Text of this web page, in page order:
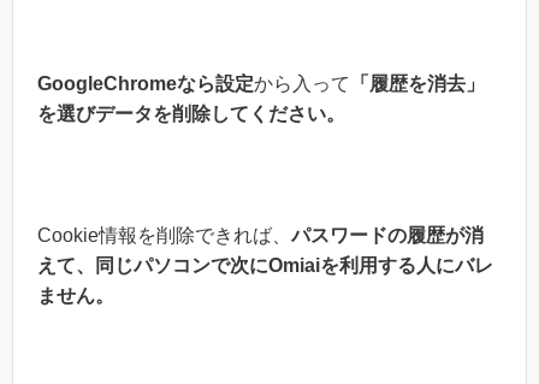
GoogleChromeなら設定から入って
「履歴を消去」
を選びデータを削除してください。
Cookie情報を削除できれば、パスワードの履歴が消
えて、同じパソコンで次にOmiaiを利用する人にバレ
ません。